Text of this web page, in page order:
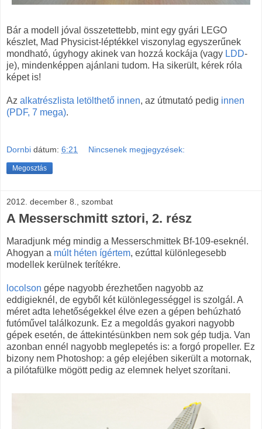
Bár a modell jóval összetettebb, mint egy gyári LEGO
készlet, Mad Physicist-léptékkel viszonylag egyszerűnek
mondható, úgyhogy akinek van hozzá kockája (vagy LDD-
je), mindenképpen ajánlani tudom. Ha sikerült, kérek róla
képet is!
Az alkatrészlista letölthető innen, az útmutató pedig innen
(PDF, 7 mega).
Dornbi dátum: 6:21 Nincsenek megjegyzések:
Megosztás
2012. december 8., szombat
A Messerschmitt sztori, 2. rész
Maradjunk még mindig a Messerschmittek Bf-109-eseknél.
Ahogyan a múlt héten ígértem, ezúttal különlegesebb
modellek kerülnek terítékre.
locolson gépe nagyobb érezhetően nagyobb az
eddigieknél, de egyből két különlegességgel is szolgál. A
méret adta lehetőségekkel élve ezen a gépen behúzható
futóművel találkozunk. Ez a megoldás gyakori nagyobb
gépek esetén, de áttekintésünkben nem sok gép tudja. Van
azonban ennél nagyobb meglepetés is: a forgó propeller. Ez
bizony nem Photoshop: a gép elejében sikerült a motornak,
a pilótafülke mögött pedig az elemnek helyet szorítani.